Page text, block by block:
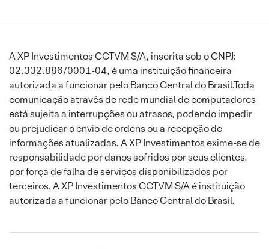
A XP Investimentos CCTVM S/A, inscrita sob o CNPJ:
02.332.886/0001-04, é uma instituição financeira
autorizada a funcionar pelo Banco Central do Brasil.Toda
comunicação através de rede mundial de computadores
está sujeita a interrupções ou atrasos, podendo impedir
ou prejudicar o envio de ordens ou a recepção de
informações atualizadas. A XP Investimentos exime-se de
responsabilidade por danos sofridos por seus clientes,
por força de falha de serviços disponibilizados por
terceiros. A XP Investimentos CCTVM S/A é instituição
autorizada a funcionar pelo Banco Central do Brasil.